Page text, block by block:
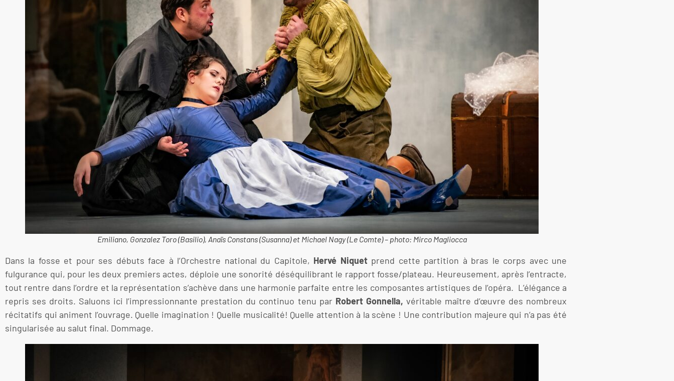
Emiliano, Gonzalez Toro (Basilio), Anaïs Constans (Susanna) et Michael Nagy (Le Comte) – photo: Mirco Magliocca
Dans la fosse et pour ses débuts face à l’Orchestre national du Capitole, Hervé Niquetprend cette partition à bras le corps avec une
fulgurance qui, pour les deux premiers actes, déploie une sonorité déséquilibrant le rapport fosse/plateau. Heureusement, après l’entracte,
tout rentre dans l’ordre et la représentation s’achève dans une harmonie parfaite entre les composantes artistiques de l’opéra. L’élégance a
repris ses droits. Saluons ici l’impressionnante prestation du continuo tenu par Robert Gonnella, véritable maître d’œuvre des nombreux
récitatifs qui animent l’ouvrage. Quelle imagination ! Quelle musicalité! Quelle attention à la scène ! Une contribution majeure qui n’a pas été
singularisée au salut final. Dommage.